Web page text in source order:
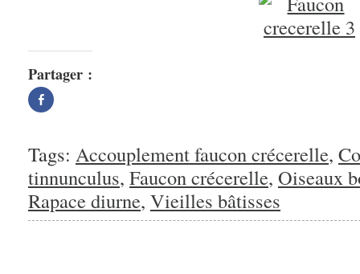
Partager :
Partager
sur
nouvelle
fenêtre)
Tags: Accouplement faucon crécerelle,
tinnunculus, Faucon crécerelle, Oiseaux
Rapace diurne, Vieilles bâtisses